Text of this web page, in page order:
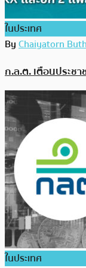
ในประเทศ
ByChaiyatorn
ก.ล.ต. เตือนประช
ในประเทศ